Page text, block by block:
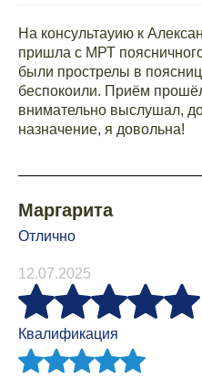
На консультауию к
пришла с МРТ
были прострелы в
беспокоили. Приём
внимательно выслушал,
назначение, я довольна!
Маргарита
Отлично
12.07.2025
Квалификация